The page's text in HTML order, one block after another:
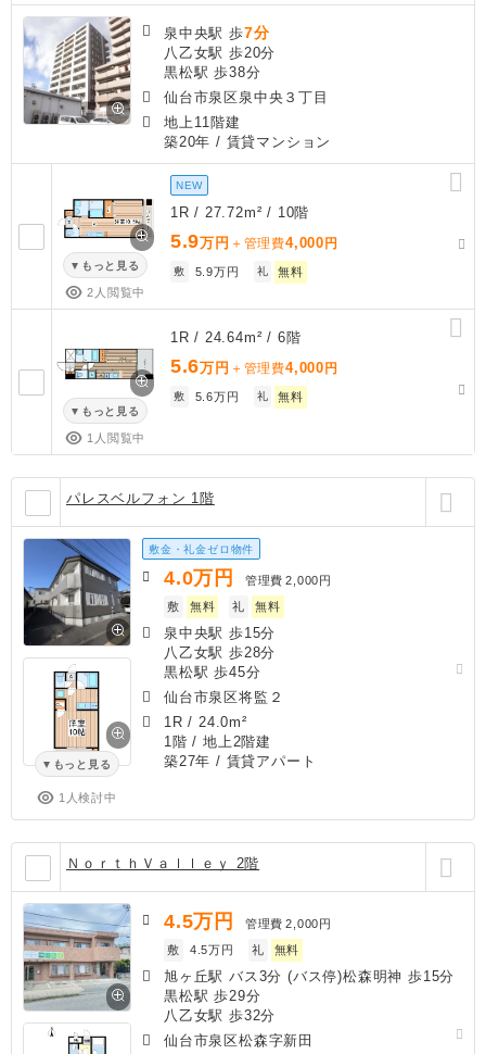
泉中央駅 歩7分
八乙女駅 歩20分
黒松駅 歩38分
仙台市泉区泉中央３丁目
地上11階建
築20年 / 賃貸マンション
もっと見る
2人閲覧中
NEW
1R / 27.72m² / 10階
5.9万円 ＋管理費4,000 円
敷 5.9万円 礼 無料
もっと見る
1人閲覧中
1R / 24.64m² / 6階
5.6万円 ＋管理費4,000 円
敷 5.6万円 礼 無料
パレスベルフォン 1階
もっと見る
1人検討中
敷金・礼金ゼロ物件
4.0万円 管理費 2,000円
敷
無料 礼 無料
泉中央駅 歩15分
八乙女駅 歩28分
黒松駅 歩45分
仙台市泉区将監２
1R / 24.0m²
1階 / 地上2階建
築27年 / 賃貸アパート
ＮｏｒｔｈＶａｌｌｅｙ 2階
4.5万円 管理費 2,000円
敷
4.5万円 礼 無料
旭ヶ丘駅 バス3分 (バス停)松森明神 歩15分
黒松駅 歩29分
八乙女駅 歩32分
仙台市泉区松森字新田